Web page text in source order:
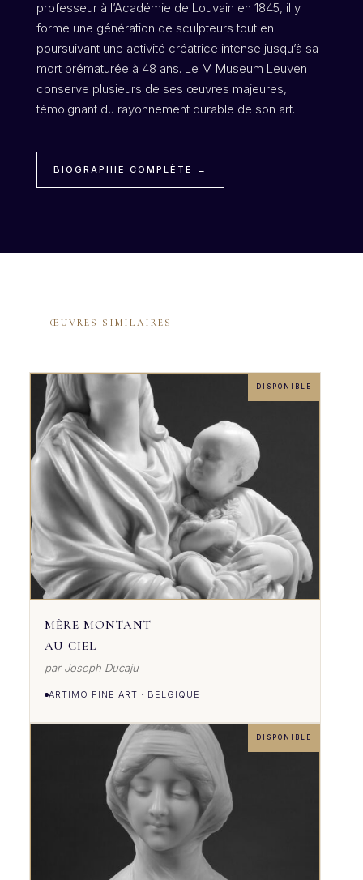
professeur à l’Académie de Louvain en 1845, il y
forme une génération de sculpteurs tout en
poursuivant une activité créatrice intense jusqu’à sa
mort prématurée à 48 ans. Le M Museum Leuven
conserve plusieurs de ses œuvres majeures,
témoignant du rayonnement durable de son art.
BIOGRAPHIE COMPLÈTE →
ŒUVRES SIMILAIRES
DISPONIBLE
MÈRE MONTANT
AU CIEL
par Joseph Ducaju
ARTIMO FINE ART · BELGIQUE
DISPONIBLE